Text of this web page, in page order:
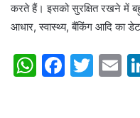
करते हैं। इसको सुरक्षित रखने में
आधार, स्वास्थ्य, बैंकिंग आदि का
W F
T
E